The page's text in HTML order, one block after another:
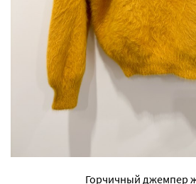
Горчичный джемпер